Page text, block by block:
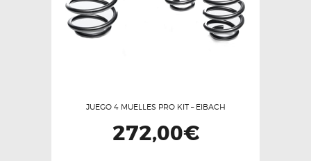
JUEGO 4 MUELLES PRO KIT – EIBACH
272,00€